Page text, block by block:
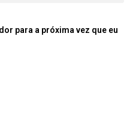
para a próxima vez que eu